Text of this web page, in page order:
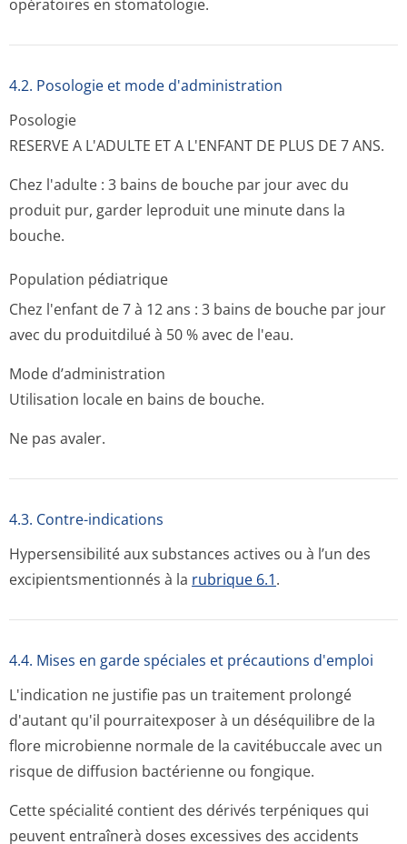
opératoires en stomatologie.
4.2. Posologie et mode d'administration
Posologie
RESERVE A L'ADULTE ET A L'ENFANT DE PLUS DE 7 ANS.
Chez l'adulte : 3 bains de bouche par jour avec du
produit pur, garder leproduit une minute dans la
bouche.
Population pédiatrique
Chez l'enfant de 7 à 12 ans : 3 bains de bouche par jour
avec du produitdilué à 50 % avec de l'eau.
Mode d’administration
Utilisation locale en bains de bouche.
Ne pas avaler.
4.3. Contre-indications
Hypersensibilité aux substances actives ou à l’un des
excipientsmen­tionnés à la rubrique 6.1.
4.4. Mises en garde spéciales et précautions d'emploi
L'indication ne justifie pas un traitement prolongé
d'autant qu'il pourraitexposer à un déséquilibre de la
flore microbienne normale de la cavitébuccale avec un
risque de diffusion bactérienne ou fongique.
Cette spécialité contient des dérivés terpéniques qui
peuvent entraînerà doses excessives des accidents